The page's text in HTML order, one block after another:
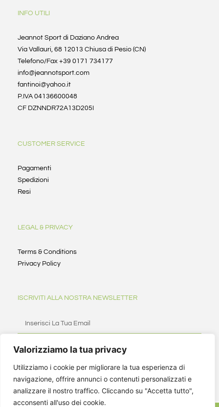
Valorizziamo la tua privacy
Utilizziamo i cookie per migliorare la tua esperienza di
navigazione, offrire annunci o contenuti personalizzati e
analizzare il nostro traffico. Cliccando su "Accetta tutto",
acconsenti all'uso dei cookie.
INFO UTILI
Jeannot Sport di Daziano Andrea
Via Vallauri, 68 12013 Chiusa di Pesio (CN)
Telefono/Fax +39 0171 734177
info@jeannotsport.com
fantinoi@yahoo.it
P.IVA 04136600048
CF DZNNDR72A13D205I
CUSTOMER SERVICE
Pagamenti
Spedizioni
Resi
LEGAL & PRIVACY
Terms & Conditions
Privacy Policy
ISCRIVITI ALLA NOSTRA NEWSLETTER